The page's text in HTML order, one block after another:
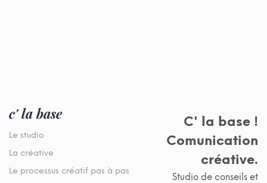
c' la base
Le studio
La créative
Le processus créatif pas à pas
C' la base !
Comunication
créative.
Studio de conseils et